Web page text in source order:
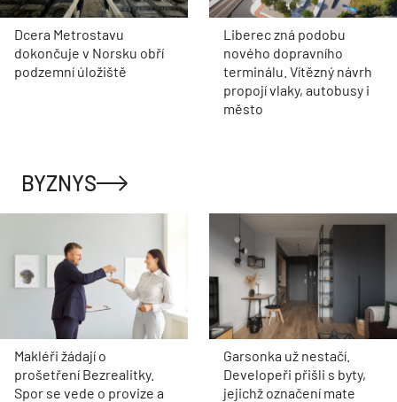
Dcera Metrostavu
dokončuje v Norsku obří
podzemní úložiště
Liberec zná podobu
nového dopravního
terminálu. Vítězný návrh
propojí vlaky, autobusy i
město
BYZNYS
Makléři žádají o
prošetření Bezrealitky.
Spor se vede o provize a
Garsonka už nestačí.
Developeři přišli s byty,
jejichž označení mate